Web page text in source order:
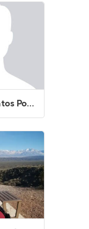
Davi Jose Santos Porfirio da Silva